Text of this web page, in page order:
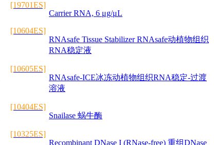
[19701ES]
Carrier RNA, 6 μg/μL
[10604ES]
RNAsafe Tissue Stabilizer RNAsafe动植物组织
RNA稳定液
[10605ES]
RNAsafe-ICE冰冻动植物组织RNA稳定-过渡
溶液
[10404ES]
Snailase 蜗牛酶
[10325ES]
Recombinant DNase I (RNase-free) 重组DNase